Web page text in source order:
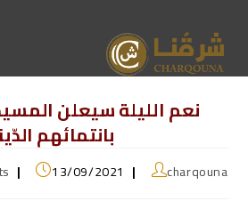
نعم الليلة سيعلن
بانتمائهم
charqouna
13/09/2021